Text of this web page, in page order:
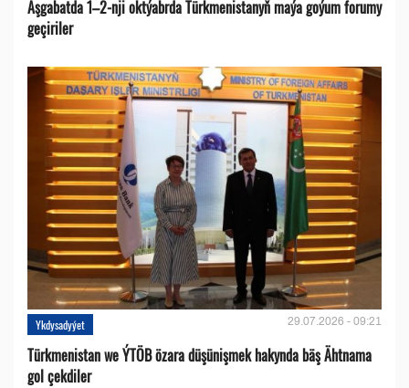
Aşgabatda 1–2-nji oktýabrda Türkmenistanyň maýa goýum forumy
geçiriler
Ykdysadyýet 29.07.2026 - 09:21
Türkmenistan we ÝTÖB özara düşünişmek hakynda bäş Ähtnama
gol çekdiler